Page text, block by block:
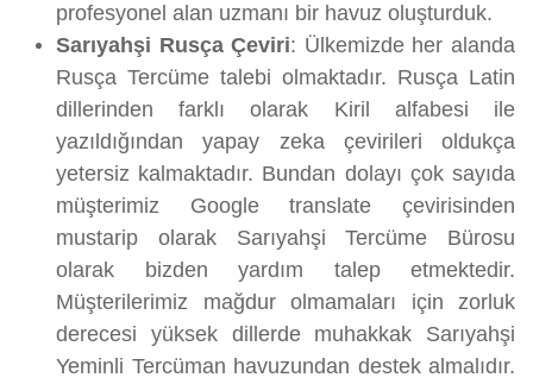
profesyonel alan uzmanı bir havuz oluşturduk.
Sarıyahşi Rusça Çeviri: Ülkemizde her alanda
Rusça Tercüme talebi olmaktadır. Rusça Latin
dillerinden farklı olarak Kiril alfabesi ile
yazıldığından yapay zeka çevirileri oldukça
yetersiz kalmaktadır. Bundan dolayı çok sayıda
müşterimiz Google translate çevirisinden
mustarip olarak Sarıyahşi Tercüme Bürosu
olarak bizden yardım talep etmektedir.
Müşterilerimiz mağdur olmamaları için zorluk
derecesi yüksek dillerde muhakkak Sarıyahşi
Yeminli Tercüman havuzundan destek almalıdır.